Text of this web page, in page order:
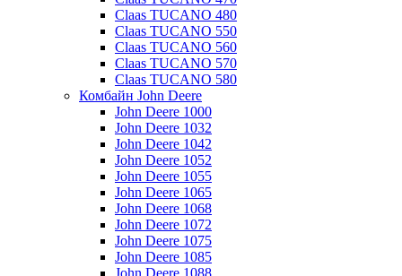
Claas TUCANO 480
Claas TUCANO 550
Claas TUCANO 560
Claas TUCANO 570
Claas TUCANO 580
Комбайн John Deere
John Deere 1000
John Deere 1032
John Deere 1042
John Deere 1052
John Deere 1055
John Deere 1065
John Deere 1068
John Deere 1072
John Deere 1075
John Deere 1085
John Deere 1088